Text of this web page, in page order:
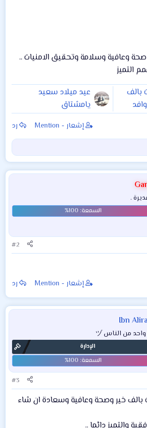
وعافية وسلامة وتحقيق الامنيات ..
التميز
بالف
عيد ميلاد سعيد
يامشتاق
إشعار - Mention رد
.
#2
إشعار - Mention رد
Ibn
الإدارة
#3
بالف خير وصحة وعافية وسعادة ان شاء
والتميز دائما ..